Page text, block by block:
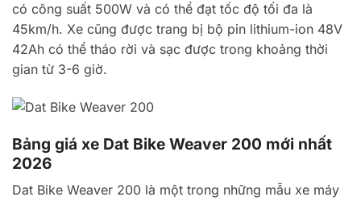
có công suất 500W và có thể đạt tốc độ tối đa là
45km/h. Xe cũng được trang bị bộ pin lithium-ion 48V
42Ah có thể tháo rời và sạc được trong khoảng thời
gian từ 3-6 giờ.
Bảng giá xe Dat Bike Weaver 200 mới nhất
2026
Dat Bike Weaver 200 là một trong những mẫu xe máy